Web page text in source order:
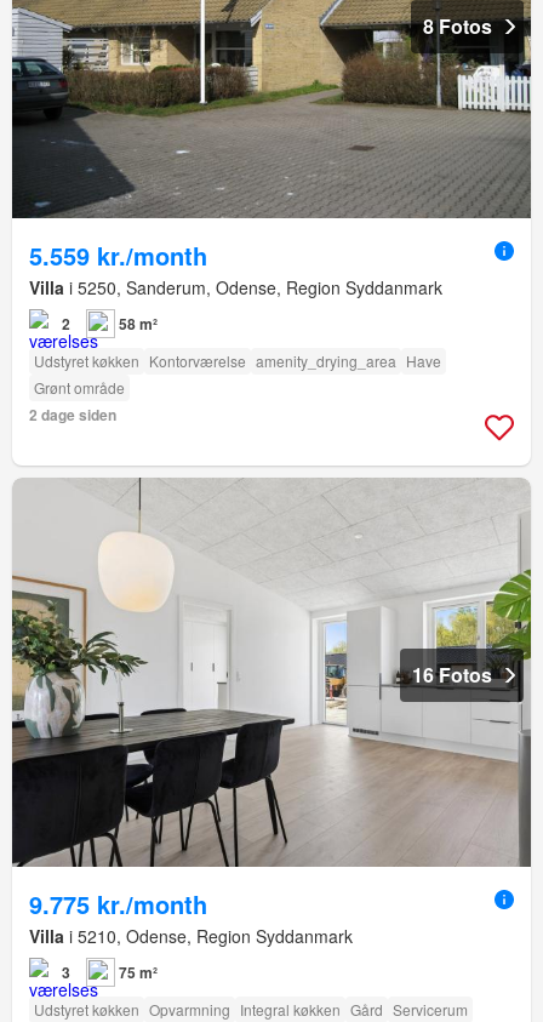
8 Fotos
5.559 kr./month
Villa i 5250, Sanderum, Odense, Region Syddanmark
2 58 m²
Udstyret køkken Kontorværelse amenity_drying_area Have
Grønt område
2 dage siden
16 Fotos
9.775 kr./month
Villa i 5210, Odense, Region Syddanmark
3 75 m²
Udstyret køkken Opvarmning Integral køkken Gård Servicerum